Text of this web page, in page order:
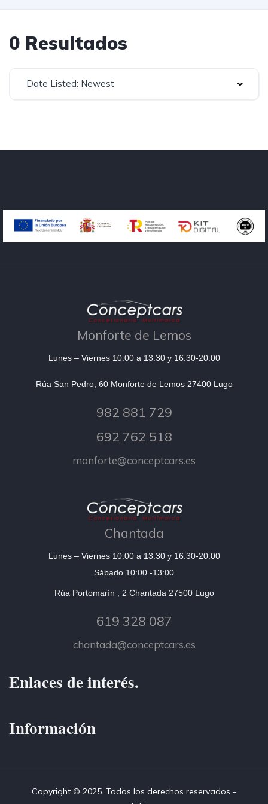
0 Resultados
Date Listed: Newest
Monforte de Lemos
Lunes – Viernes 10:00 a 13:30 y 16:30-20:00
Rúa San Pedro, 60 Monforte de Lemos 27400 Lugo
982 881 729
692 762 518
monforte@conceptcars.es
Chantada
Lunes – Viernes 10:00 a 13:30 y 16:30-20:00
Sábado 10:00 -13:00
Rúa Portomarín , 2 Chantada 27500 Lugo
619 328 087
chantada@conceptcars.es
Enlaces de interés.
Información
Copyright © 2025. Todos los derechos reservados -